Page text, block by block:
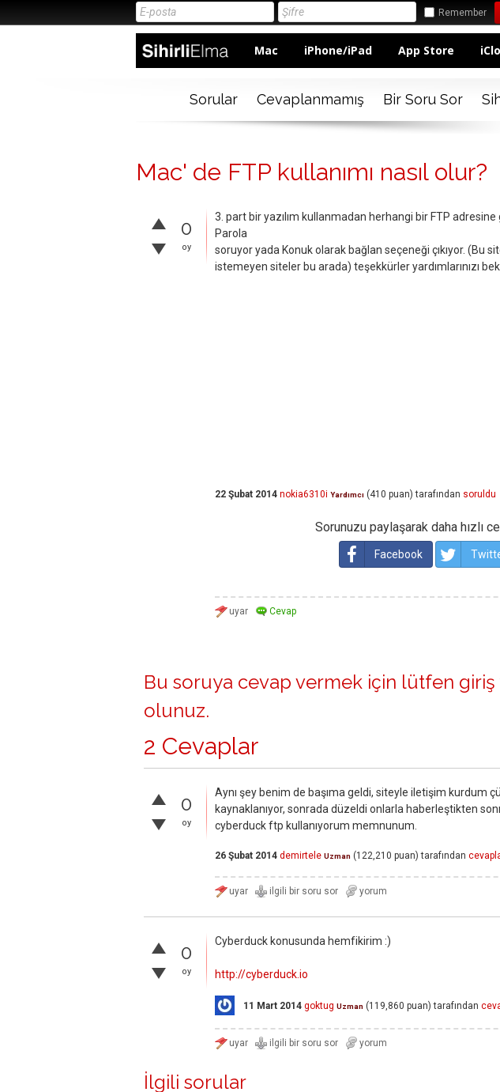
Remember
Mac iPhone/iPad App Store
Sorular Cevaplanmamış Bir Soru Sor
Mac' de FTP kullanımı nasıl olur?
0
oy
3. part bir yazılım kullanmadan herhangi bir FTP adresine
Parola
soruyor yada Konuk olarak bağlan seçeneği çıkıyor. (Bu
istemeyen siteler bu arada) teşekkürler yardımlarınızı
22 Şubat 2014 nokia6310i Yardımcı (410 puan) tarafından soruldu
Sorunuzu paylaşarak daha hızlı
Facebook
Bu soruya cevap vermek için lütfen giriş
olunuz.
2 Cevaplar
0
oy
Aynı şey benim de başıma geldi, siteyle iletişim kurdum
kaynaklanıyor, sonrada düzeldi onlarla haberleştikten
cyberduck ftp kullanıyorum memnunum.
26 Şubat 2014 demirtele Uzman (122,210 puan) tarafından
0
oy
Cyberduck konusunda hemfikirim :)
http://cyberduck.io
11 Mart 2014 goktug Uzman (119,860 puan) tarafından
İlgili sorular